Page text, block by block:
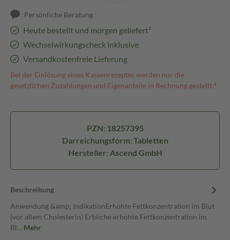
Persönliche Beratung
Heute bestellt und morgen geliefert³
Wechselwirkungscheck inklusive
Versandkostenfreie Lieferung
Bei der Einlösung eines Kassenrezeptes werden nur die
gesetzlichen Zuzahlungen und Eigenanteile in Rechnung gestellt.⁴
PZN: 18257395
Darreichungsform: Tabletten
Hersteller: Ascend GmbH
Beschreibung
Anwendung &amp; IndikationErhöhte Fettkonzentration im Blut
(vor allem Cholesterin) Erbliche erhöhte Fettkonzentration im
Bl… Mehr